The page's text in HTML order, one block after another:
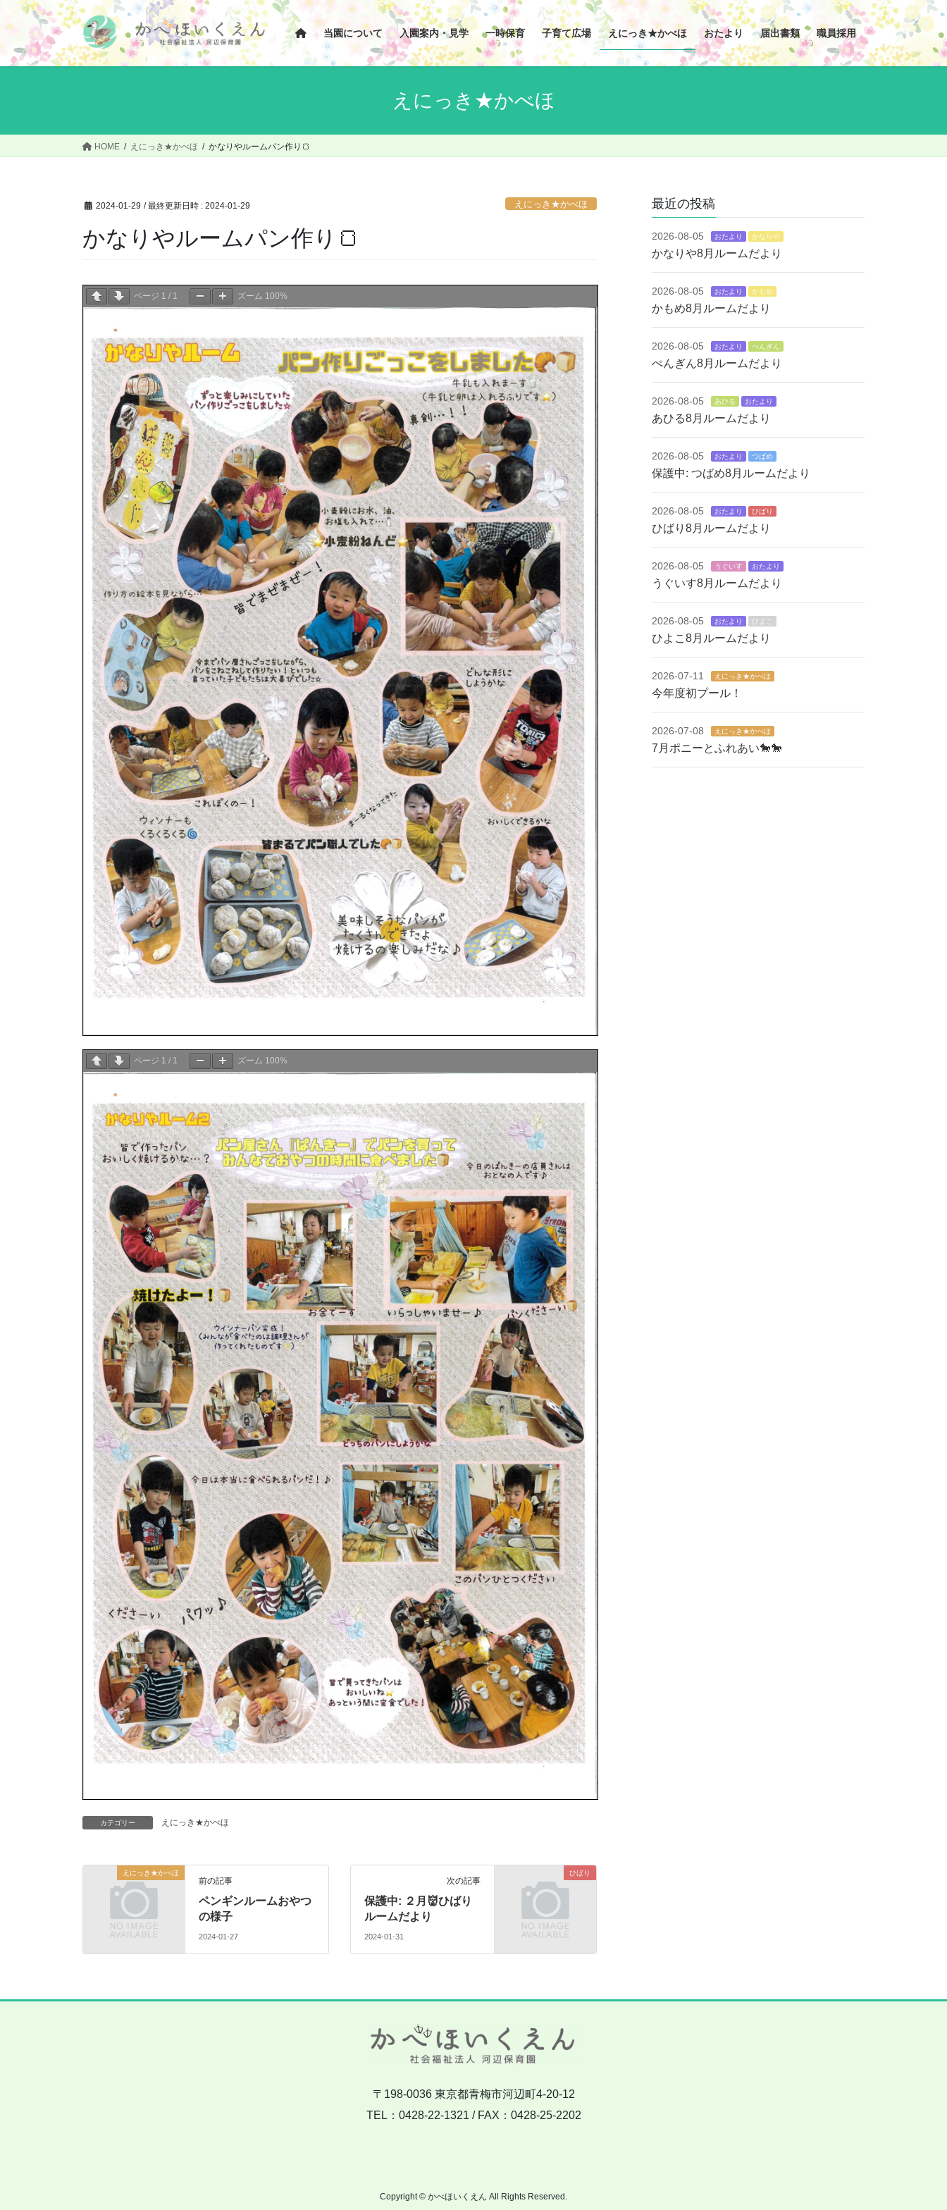
ン
プ
ビ
動
当園について 入園案内・見学 一時保育 子育て広場 えにっき★かべほ おたより 届出書類 職員採用
えにっき★かべほ
HOME えにっき★かべほ かなりやルームパン作り🍞
2024-01-29 / 最終更新日時 : 2024-01-29 えにっき★かべほ
かなりやルームパン作り🍞
ページ 1 / 1 ズーム 100%
ページ 1 / 1 ズーム 100%
カテゴリー えにっき★かべほ
えにっき★かべほ
前の記事
ペンギンルームおやつ
の様子
2024-01-27
ひばり
次の記事
保護中: ２月👹ひばり
ルームだより
2024-01-31
最近の投稿
2026-08-05 おたより かなりや
かなりや8月ルームだより
2026-08-05 おたより かもめ
かもめ8月ルームだより
2026-08-05 おたより ぺんぎん
ぺんぎん8月ルームだより
2026-08-05 あひる おたより
あひる8月ルームだより
2026-08-05 おたより つばめ
保護中: つばめ8月ルームだより
2026-08-05 おたより ひばり
ひばり8月ルームだより
2026-08-05 うぐいす おたより
うぐいす8月ルームだより
2026-08-05 おたより ひよこ
ひよこ8月ルームだより
2026-07-11 えにっき★かべほ
今年度初プール！
2026-07-08 えにっき★かべほ
7月ポニーとふれあい🐎🐎
〒198-0036 東京都青梅市河辺町4-20-12
TEL：0428-22-1321 / FAX：0428-25-2202
Copyright © かべほいくえん All Rights Reserved.